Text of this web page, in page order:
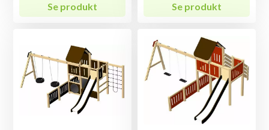
Se produkt Se produkt